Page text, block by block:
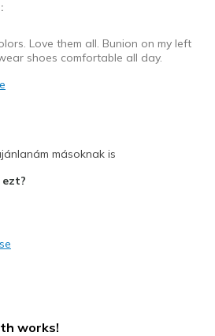
are for Wearing
Love them all. Bunion on my left
shoes comfortable all day.
másoknak is
works!